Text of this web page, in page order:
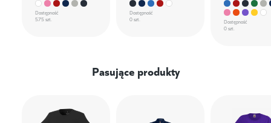
Dostępność
575 szt.
Dostępność
0 szt.
Dostępność
0 szt.
Pasujące produkty